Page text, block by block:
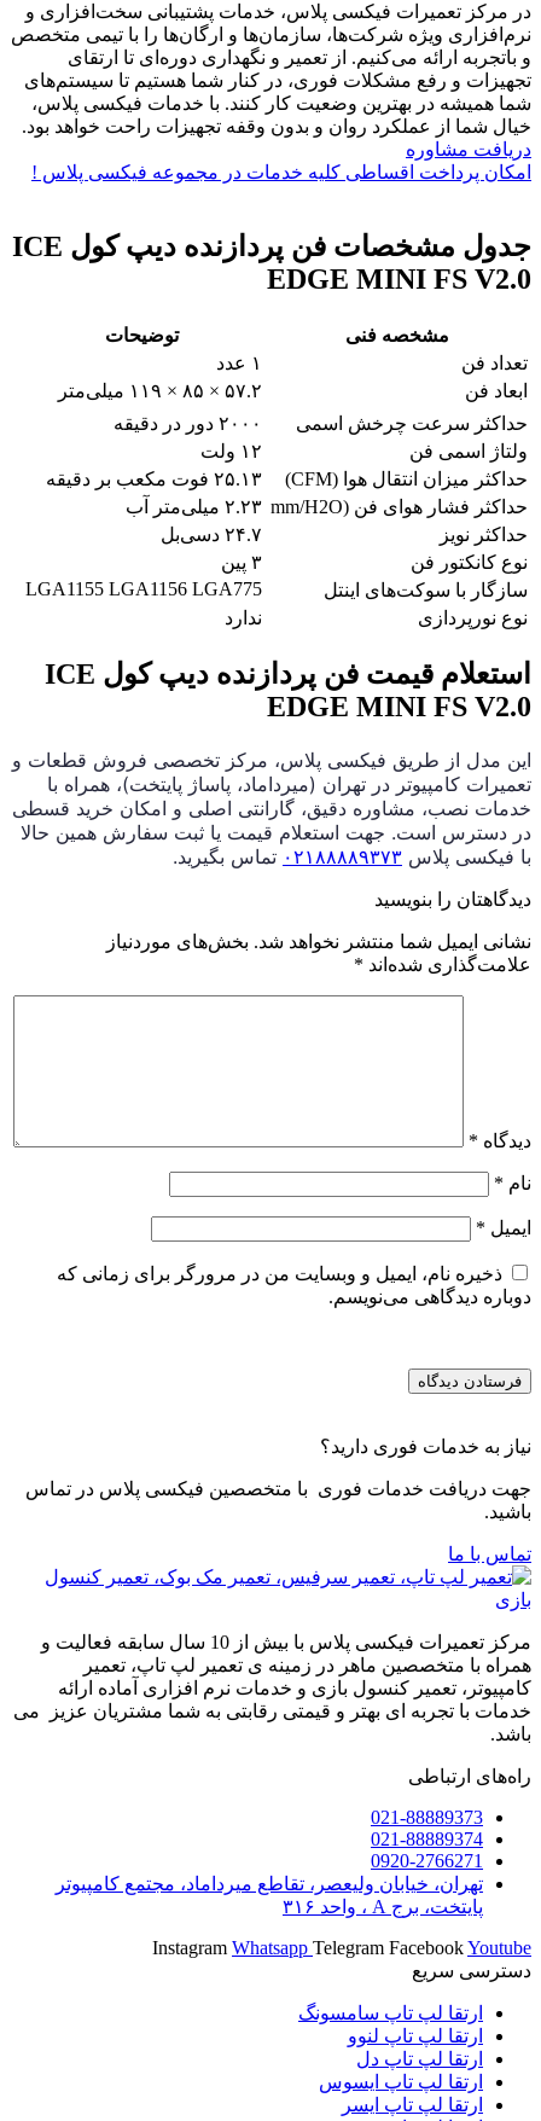
در مرکز تعمیرات فیکسی پلاس، خدمات پشتیبانی سخت‌افزاری و
نرم‌افزاری ویژه شرکت‌ها، سازمان‌ها و ارگان‌ها را با تیمی متخصص
و باتجربه ارائه می‌کنیم. از تعمیر و نگهداری دوره‌ای تا ارتقای
تجهیزات و رفع مشکلات فوری، در کنار شما هستیم تا سیستم‌های
شما همیشه در بهترین وضعیت کار کنند. با خدمات فیکسی پلاس،
خیال شما از عملکرد روان و بدون وقفه تجهیزات راحت خواهد بود.
دریافت مشاوره
امکان پرداخت اقساطی کلیه خدمات در مجموعه فیکسی پلاس !
جدول مشخصات فن پردازنده دیپ کول ICE
EDGE MINI FS V2.0
مشخصه فنی
توضیحات
تعداد فن
۱ عدد
ابعاد فن
۵۷.۲ × ۸۵ × ۱۱۹ میلی‌متر
حداکثر سرعت چرخش اسمی
۲۰۰۰ دور در دقیقه
ولتاژ اسمی فن
۱۲ ولت
حداکثر میزان انتقال هوا (CFM)
۲۵.۱۳ فوت مکعب بر دقیقه
حداکثر فشار هوای فن (mm/H2O
۲.۲۳ میلی‌متر آب
حداکثر نویز
۲۴.۷ دسی‌بل
نوع کانکتور فن
۳ پین
سازگار با سوکت‌های اینتل
LGA1155 LGA1156 LGA775
نوع نورپردازی
ندارد
استعلام قیمت فن پردازنده دیپ کول ICE
EDGE MINI FS V2.0
این مدل از طریق فیکسی پلاس، مرکز تخصصی فروش قطعات و
تعمیرات کامپیوتر در تهران (میرداماد، پاساژ پایتخت)، همراه با
خدمات نصب، مشاوره دقیق، گارانتی اصلی و امکان خرید قسطی
در دسترس است. جهت استعلام قیمت یا ثبت سفارش همین حالا
با فیکسی پلاس ۰۲۱۸۸۸۸۹۳۷۳ تماس بگیرید.
دیدگاهتان را بنویسید
نشانی ایمیل شما منتشر نخواهد شد. بخش‌های موردنیاز
علامت‌گذاری شده‌اند *
دیدگاه *
نام *
ایمیل *
ذخیره نام، ایمیل و وبسایت من در مرورگر برای زمانی که
دوباره دیدگاهی می‌نویسم.
نیاز به خدمات فوری دارید؟
جهت دریافت خدمات فوری با متخصصین فیکسی پلاس در تماس
باشید.
تماس با ما
مرکز تعمیرات فیکسی پلاس با بیش از 10 سال سابقه فعالیت و
همراه با متخصصین ماهر در زمینه ی تعمیر لپ تاپ، تعمیر
کامپیوتر، تعمیر کنسول بازی و خدمات نرم افزاری آماده ارائه
خدمات با تجربه ای بهتر و قیمتی رقابتی به شما مشتریان عزیز می
باشد.
راه‌های ارتباطی
021-88889373
021-88889374
0920-2766271
تهران، خیابان ولیعصر، تقاطع میرداماد، مجتمع کامپیوتر
پایتخت، برج A ، واحد ۳۱۶
Instagram Whatsapp Telegram FacebookYoutube
دسترسی سریع
ارتقا لپ تاپ سامسونگ
ارتقا لپ تاپ لنوو
ارتقا لپ تاپ دل
ارتقا لپ تاپ ایسوس
ارتقا لپ تاپ ایسر